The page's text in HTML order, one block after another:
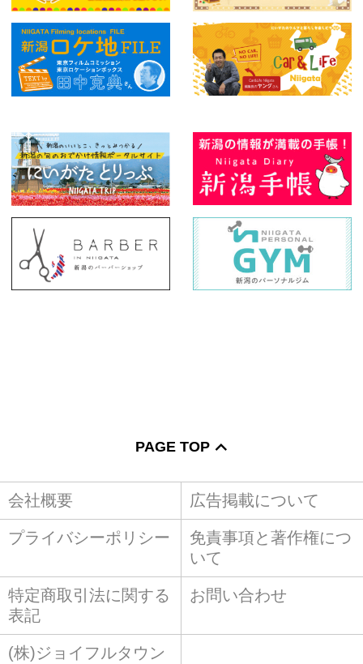
PAGE TOP
会社概要 広告掲載について
プライバシーポリシー
免責事項と著作権につ
いて
特定商取引法に関する
表記
お問い合わせ
(株)ジョイフルタウン